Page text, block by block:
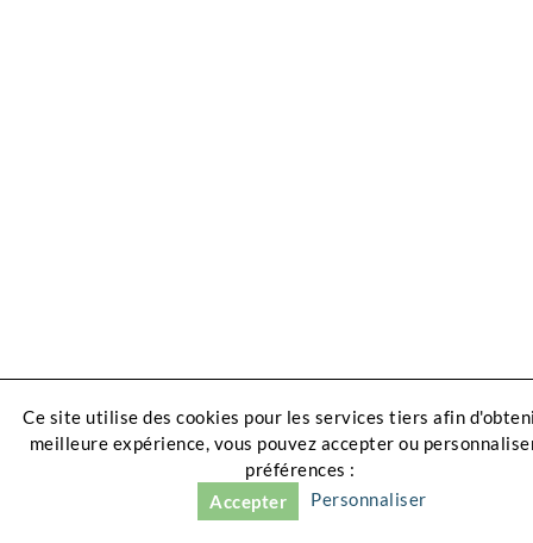
Ce site utilise des cookies pour les services tiers afin
meilleure expérience, vous pouvez accepter ou
préférences :
Accepter
Personnaliser